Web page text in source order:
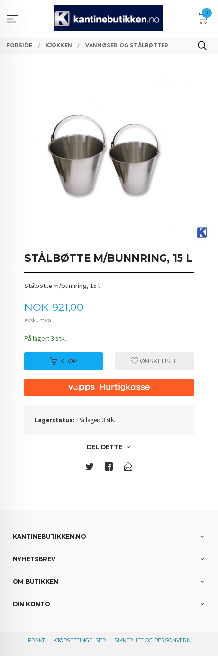
innholdet
0
FORSIDE KJØKKEN VANNØSER OG STÅLBØTTER
STÅLBØTTE M/BUNNRING, 15 L
Stålbøtte m/bunnring, 15 l
Pris
NOK 921,00
ekskl. mva.
På lager: 3 stk.
KJØP ØNSKELISTE
Lagerstatus: På lager: 3 stk.
DEL DETTE
KANTINEBUTIKKEN.NO
NYHETSBREV
OM BUTIKKEN
DIN KONTO
FRAKT KJØPSBETINGELSER SIKKERHET OG PERSONVERN